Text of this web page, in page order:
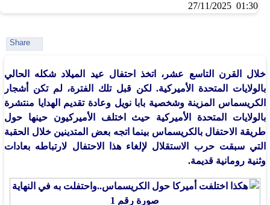
01:30 27/11/2025
Share
خلال القرن التاسع عشر، اتخذ احتفال عيد الميلاد شكله الحالي
بالولايات المتحدة الأميركية. لكن قبل تلك الفترة، لم تكن أشجار
الكريسماس المزينة وشخصية بابا نويل وعادة تقديم الهدايا منتشرة
بالولايات المتحدة الأميركية حيث اختلف الأميركيون حينها حول
طريقة الاحتفال بالكريسماس بينما اتجه بعض المتدينين خلال الحقبة
التي سبقت حرب الاستقلال لإلغاء هذا الاحتفال لارتباطه بعادات
وثنية رومانية قديمة.